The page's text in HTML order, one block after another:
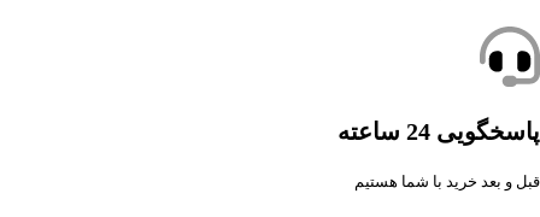
پاسخگویی 24 ساعته
قبل و بعد خرید با شما هستیم